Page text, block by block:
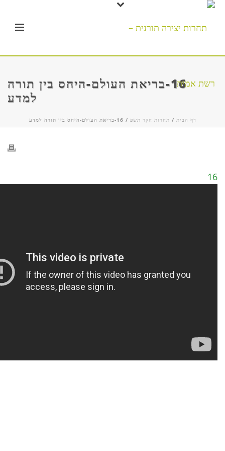
16-בריאת העולם-היחס בין תורה
למדע
דף הבית / תחרות חקר תשפ / 16-בריאת העולם-היחס בין תורה למדע
16